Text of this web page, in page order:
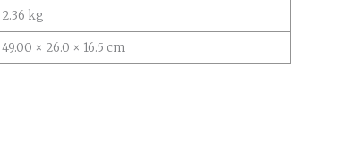
2.36 kg
49.00 × 26.0 × 16.5 cm